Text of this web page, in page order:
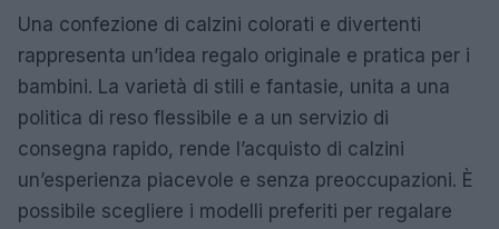
Una confezione di calzini colorati e divertenti
rappresenta un’idea regalo originale e pratica per i
bambini. La varietà di stili e fantasie, unita a una
politica di reso flessibile e a un servizio di
consegna rapido, rende l’acquisto di calzini
un’esperienza piacevole e senza preoccupazioni. È
possibile scegliere i modelli preferiti per regalare